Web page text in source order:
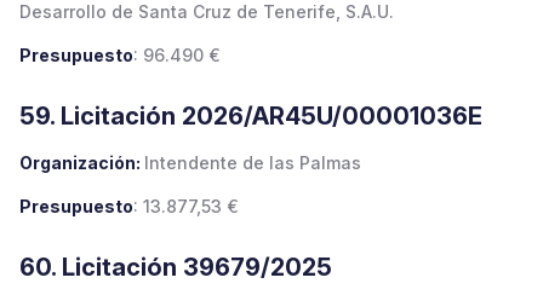
Desarrollo de Santa Cruz de Tenerife, S.A.U.
Presupuesto: 96.490 €
59. Licitación 2026/AR45U/00001036E
Organización: Intendente de las Palmas
Presupuesto: 13.877,53 €
60. Licitación 39679/2025